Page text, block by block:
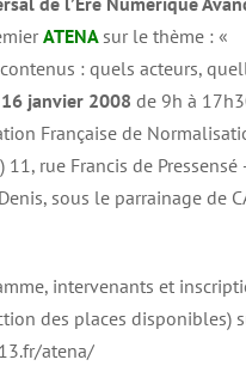
ATENAsur le thème : «
: quels acteurs,
16 janvier 2008 de 9h à
Française de
11, rue Francis de
sous le parrainage de
intervenants et
des places disponibles)
atena/